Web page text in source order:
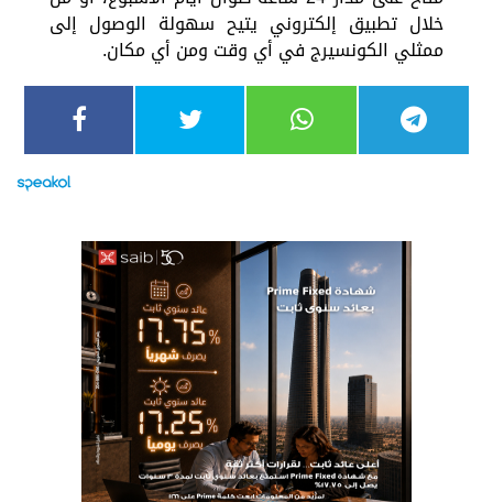
خلال تطبيق إلكتروني يتيح سهولة الوصول إلى
ممثلي الكونسيرج في أي وقت ومن أي مكان.